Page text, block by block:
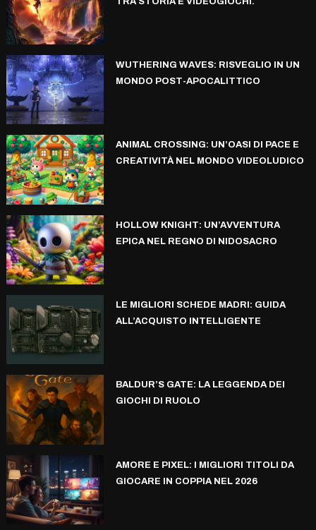
WUTHERING WAVES: RISVEGLIO IN UN
MONDO POST-APOCALITTICO
ANIMAL CROSSING: UN’OASI DI PACE E
CREATIVITÀ NEL MONDO VIDEOLUDICO
HOLLOW KNIGHT: UN’AVVENTURA
EPICA NEL REGNO DI NIDOSACRO
LE MIGLIORI SCHEDE MADRI: GUIDA
ALL’ACQUISTO INTELLIGENTE
BALDUR’S GATE: LA LEGGENDA DEI
GIOCHI DI RUOLO
AMORE E PIXEL: I MIGLIORI TITOLI DA
GIOCARE IN COPPIA NEL 2026